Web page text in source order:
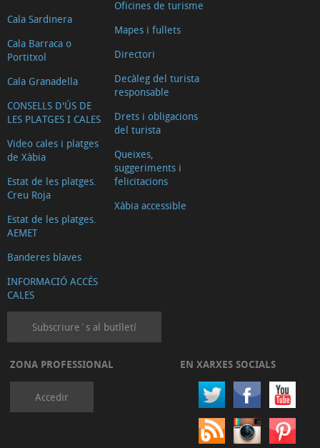
Cala Sardinera
Cala Barraca o
Portitxol
Cala Granadella
CONSELLS D'ÚS DE
LES PLATGES I CALES
Video cales i platges
de Xàbia
Estat de les platges.
Creu Roja
Estat de les platges.
AEMET
Banderes blaves
INFORMACIÓ ACCÉS
CALES
Oficines de turisme
Mapes i fullets
Directori
Decàleg del turista
responsable
Drets i obligacions
del turista
Queixes,
suggeriments i
felicitacions
Xàbia accessible
Subscriure´s al butlletí
ZONA PROFESSIONAL
Accedir
EN XARXES SOCIALS